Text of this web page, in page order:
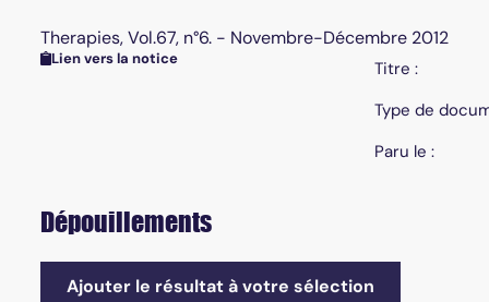
Therapies, Vol.67, n°6. - Novembre-Décembre 2012
Lien vers la notice
Titre :
Type de
Paru le :
Dépouillements
Ajouter le résultat à votre sélection